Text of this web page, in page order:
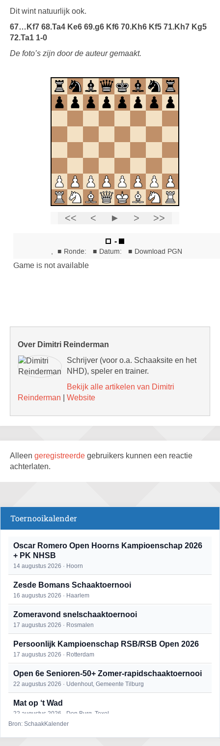
Dit wint natuurlijk ook.
67…Kf7 68.Ta4 Ke6 69.g6 Kf6 70.Kh6 Kf5 71.Kh7 Kg5
72.Ta1 1-0
De foto’s zijn door de auteur gemaakt.
Over Dimitri Reinderman
Schrijver (voor o.a. Schaaksite en het
NHD), speler en trainer.
Bekijk alle artikelen van Dimitri
Reinderman
Website
Alleen geregistreerde gebruikers kunnen een reactie
achterlaten.
Toernooikalender
Oscar Romero Open Hoorns Kampioenschap 2026
+ PK NHSB
14 augustus 2026 · Hoorn
Zesde Bomans Schaaktoernooi
16 augustus 2026 · Haarlem
Zomeravond snelschaaktoernooi
17 augustus 2026 · Rosmalen
Persoonlijk Kampioenschap RSB/RSB Open 2026
17 augustus 2026 · Rotterdam
Open 6e Senioren-50+ Zomer-rapidschaaktoernooi
22 augustus 2026 · Udenhout, Gemeente Tilburg
Mat op ‘t Wad
22 augustus 2026 · Den Burg, Texel
Bron: SchaakKalender